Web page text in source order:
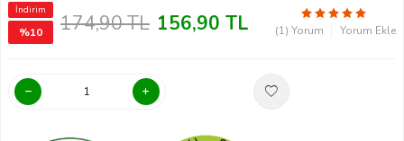
İndirim
%10 174,90TL 156,90 TL (1) Yorum Yorum Ekle